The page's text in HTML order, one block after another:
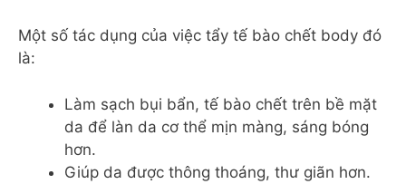
Một số tác dụng của việc tẩy tế bào chết body đó
là:
Làm sạch bụi bẩn, tế bào chết trên bề mặt
da để làn da cơ thể mịn màng, sáng bóng
hơn.
Giúp da được thông thoáng, thư giãn hơn.